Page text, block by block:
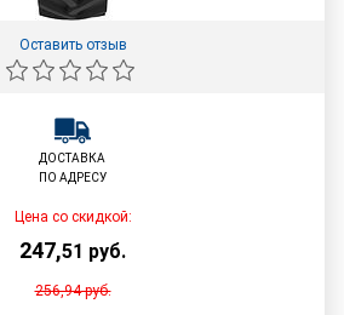
Оставить отзыв
ДОСТАВКА
ПО АДРЕСУ
Цена со скидкой:
247,51 руб.
256,94руб.